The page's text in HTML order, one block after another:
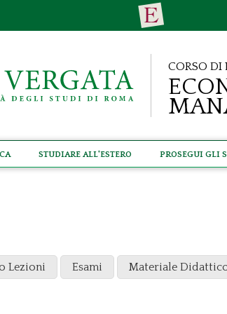
Corso di
Studiare all'estero Prosegui gli
Lezioni Esami Materiale